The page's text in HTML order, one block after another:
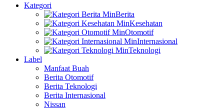
Kategori
Berita
Kesehatan
Otomotif
Internasional
Teknologi
Label
Manfaat Buah
Berita Otomotif
Berita Teknologi
Berita Internasional
Nissan